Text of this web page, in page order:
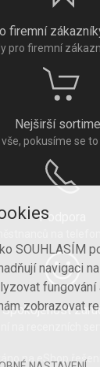
SOUHLASÍM
navigaci
fungování
zobrazovat
firemní
pro firemní
Nejširší
pokusíme se
Podpora
Spokojenost
na recenzních
na eShop řešení